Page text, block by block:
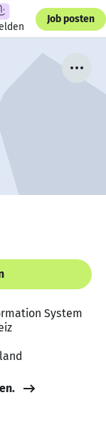
Job posten
System